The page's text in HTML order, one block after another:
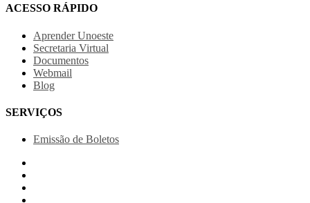
ACESSO RÁPIDO
Aprender Unoeste
Secretaria Virtual
Documentos
Webmail
Blog
SERVIÇOS
Emissão de Boletos